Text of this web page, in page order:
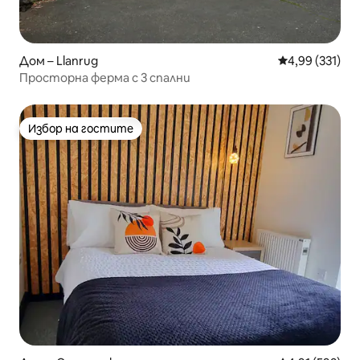
Дом – Llanrug Средна
4,99 (331)
Просторна ферма с 3 спални
Избор на гостите
Избор на гостите